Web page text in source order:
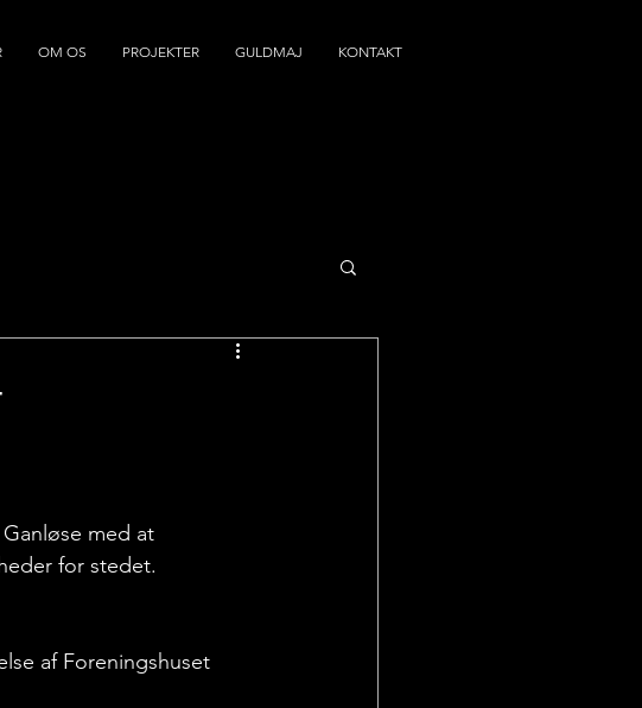
OM OS PROJEKTER GULDMAJ KONTAKT
med at
for stedet.
af Foreningshuset